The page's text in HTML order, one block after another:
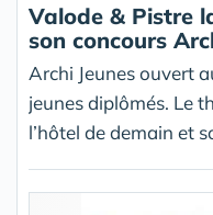
Valode & Pistre
son concours
Archi Jeunes ouvert
jeunes diplômés. Le
l’hôtel de demain et